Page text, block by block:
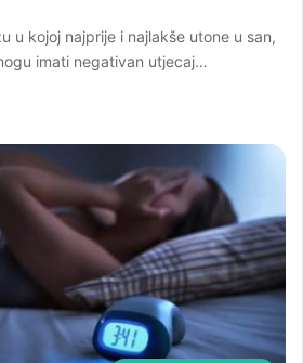
u kojoj najprije i najlakše utone u san,
imati negativan utjecaj…